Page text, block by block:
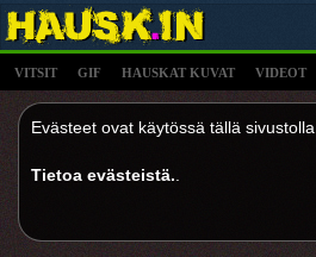
VITSIT GIF HAUSKAT KUVAT VIDEOT
Evästeet ovat käytössä tällä sivustolla.
Tietoa evästeistä.